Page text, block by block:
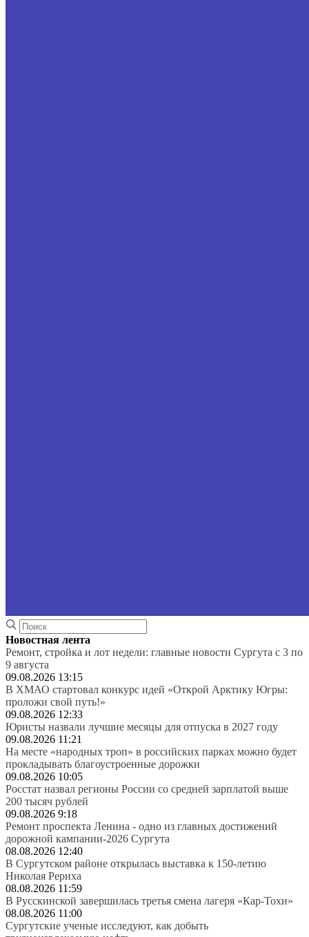
Новостная лента
Ремонт, стройка и лот недели: главные новости Сургута с 3 по
9 августа
09.08.2026 13:15
В ХМАО стартовал конкурс идей «Открой Арктику Югры:
проложи свой путь!»
09.08.2026 12:33
Юристы назвали лучшие месяцы для отпуска в 2027 году
09.08.2026 11:21
На месте «народных троп» в российских парках можно будет
прокладывать благоустроенные дорожки
09.08.2026 10:05
Росстат назвал регионы России со средней зарплатой выше
200 тысяч рублей
09.08.2026 9:18
Ремонт проспекта Ленина - одно из главных достижений
дорожной кампании-2026 Сургута
08.08.2026 12:40
В Сургутском районе открылась выставка к 150-летию
Николая Рериха
08.08.2026 11:59
В Русскинской завершилась третья смена лагеря «Кар-Тохи»
08.08.2026 11:00
Сургутские ученые исследуют, как добыть